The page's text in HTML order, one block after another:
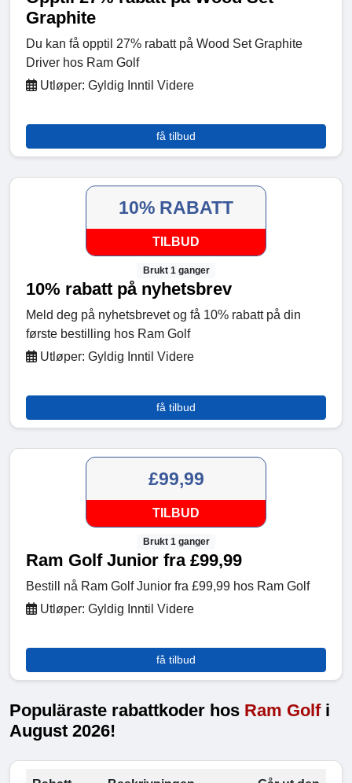
Graphite
Du kan få opptil 27% rabatt på Wood Set Graphite
Driver hos Ram Golf
Utløper: Gyldig Inntil Videre
få tilbud
10% RABATT
TILBUD
Brukt 1 ganger
10% rabatt på nyhetsbrev
Meld deg på nyhetsbrevet og få 10% rabatt på din
første bestilling hos Ram Golf
Utløper: Gyldig Inntil Videre
få tilbud
£99,99
TILBUD
Brukt 1 ganger
Ram Golf Junior fra £99,99
Bestill nå Ram Golf Junior fra £99,99 hos Ram Golf
Utløper: Gyldig Inntil Videre
få tilbud
Populäraste rabattkoder hos Ram Golfi
August 2026!